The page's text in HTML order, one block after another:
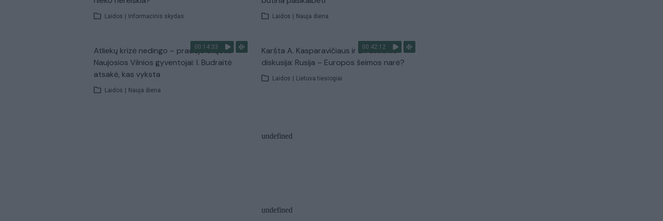
Laidos | Informacinis skydas Laidos | Nauja diena
00:14:33
Atliekų krizė nedingo – pradėjo skųstis
Naujosios Vilnios gyventojai: I. Budraitė
atsakė, kas vyksta
Laidos | Nauja diena
00:42:12
Karšta A. Kasparavičiaus ir Ž Pavilionio
diskusija: Rusija – Europos šeimos narė?
Laidos | Lietuva tiesiogiai